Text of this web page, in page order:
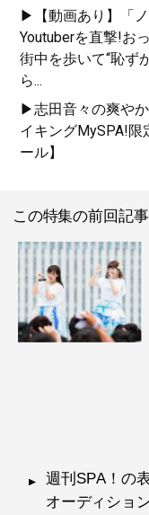
▶【動画あり】「
Youtuberを直撃!お
街中を歩いて“恥ず
ら...
▶志田音々の爽や
イキングMySPA!
ール】
この特集の前回記事
週刊SPA！の
オーディショ